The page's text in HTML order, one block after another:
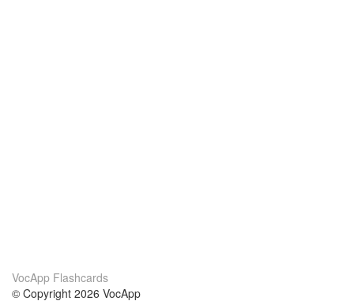
VocApp Flashcards
© Copyright 2026 VocApp